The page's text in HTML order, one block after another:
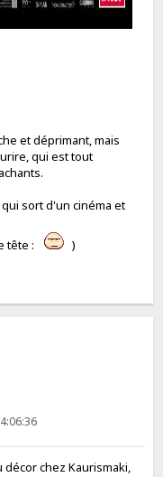
et déprimant, mais
qui est tout
sort d'un cinéma et
tête :
)
chez Kaurismaki,